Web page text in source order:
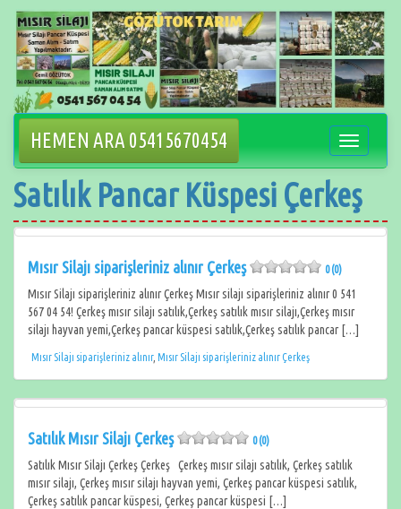
İçeriğe
geçin
HEMEN ARA 05415670454
değiştir
Satılık Pancar Küspesi Çerkeş
Mısır Silajı siparişleriniz alınır Çerkeş 0 (0)
Mısır Silajı siparişleriniz alınır Çerkeş Mısır silajı siparişleriniz alınır 0 541
567 04 54! Çerkeş mısır silajı satılık,Çerkeş satılık mısır silajı,Çerkeş mısır
silajı hayvan yemi,Çerkeş pancar küspesi satılık,Çerkeş satılık pancar […]
Mısır Silajı siparişleriniz alınır, Mısır Silajı siparişleriniz alınır Çerkeş
Satılık Mısır Silajı Çerkeş 0 (0)
Satılık Mısır Silajı Çerkeş Çerkeş Çerkeş mısır silajı satılık, Çerkeş satılık
mısır silajı, Çerkeş mısır silajı hayvan yemi, Çerkeş pancar küspesi satılık,
Çerkeş satılık pancar küspesi, Çerkeş pancar küspesi […]